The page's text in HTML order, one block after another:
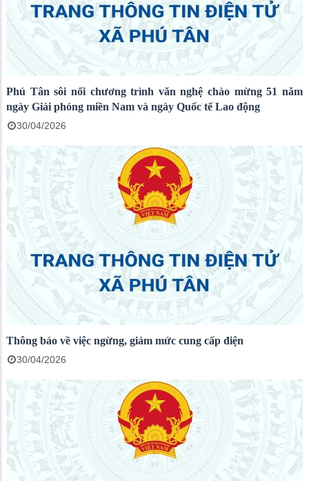
Phú Tân sôi nổi chương trình văn nghệ chào mừng 51 năm
ngày Giải phóng miền Nam và ngày Quốc tế Lao động
30/04/2026
Thông báo về việc ngừng, giảm mức cung cấp điện
30/04/2026